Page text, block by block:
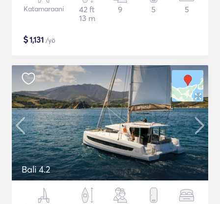
Katamaraani
42 ft
13 m
9 5 5
$1,131 /yö
Bali 4.2